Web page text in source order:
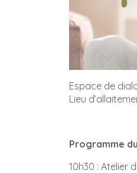
Espace de
Lieu
Programme
10h30 : Atelier